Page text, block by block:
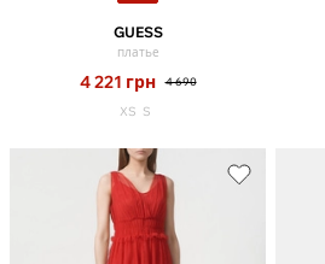
GUESS
платье
4 221 грн 4 690
XS S